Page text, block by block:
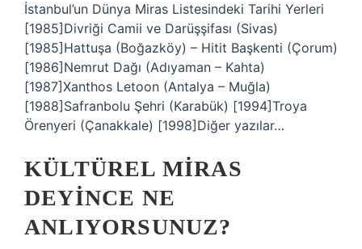
İstanbul’un Dünya Miras Listesindeki Tarihi Yerleri
[1985]Divriği Camii ve Darüşşifası (Sivas)
[1985]Hattuşa (Boğazköy) – Hitit Başkenti (Çorum)
[1986]Nemrut Dağı (Adıyaman – Kahta)
[1987]Xanthos Letoon (Antalya – Muğla)
[1988]Safranbolu Şehri (Karabük) [1994]Troya
Örenyeri (Çanakkale) [1998]Diğer yazılar…
KÜLTÜREL MIRAS
DEYINCE NE
ANLIYORSUNUZ?